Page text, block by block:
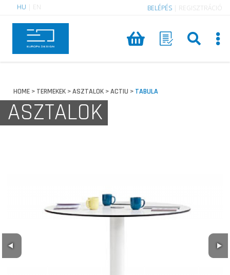
HU EN BELÉPÉS REGISZTRÁCIÓ
HOME > TERMEKEK >ASZTALOK >ACTIU > TABULA
ASZTALOK